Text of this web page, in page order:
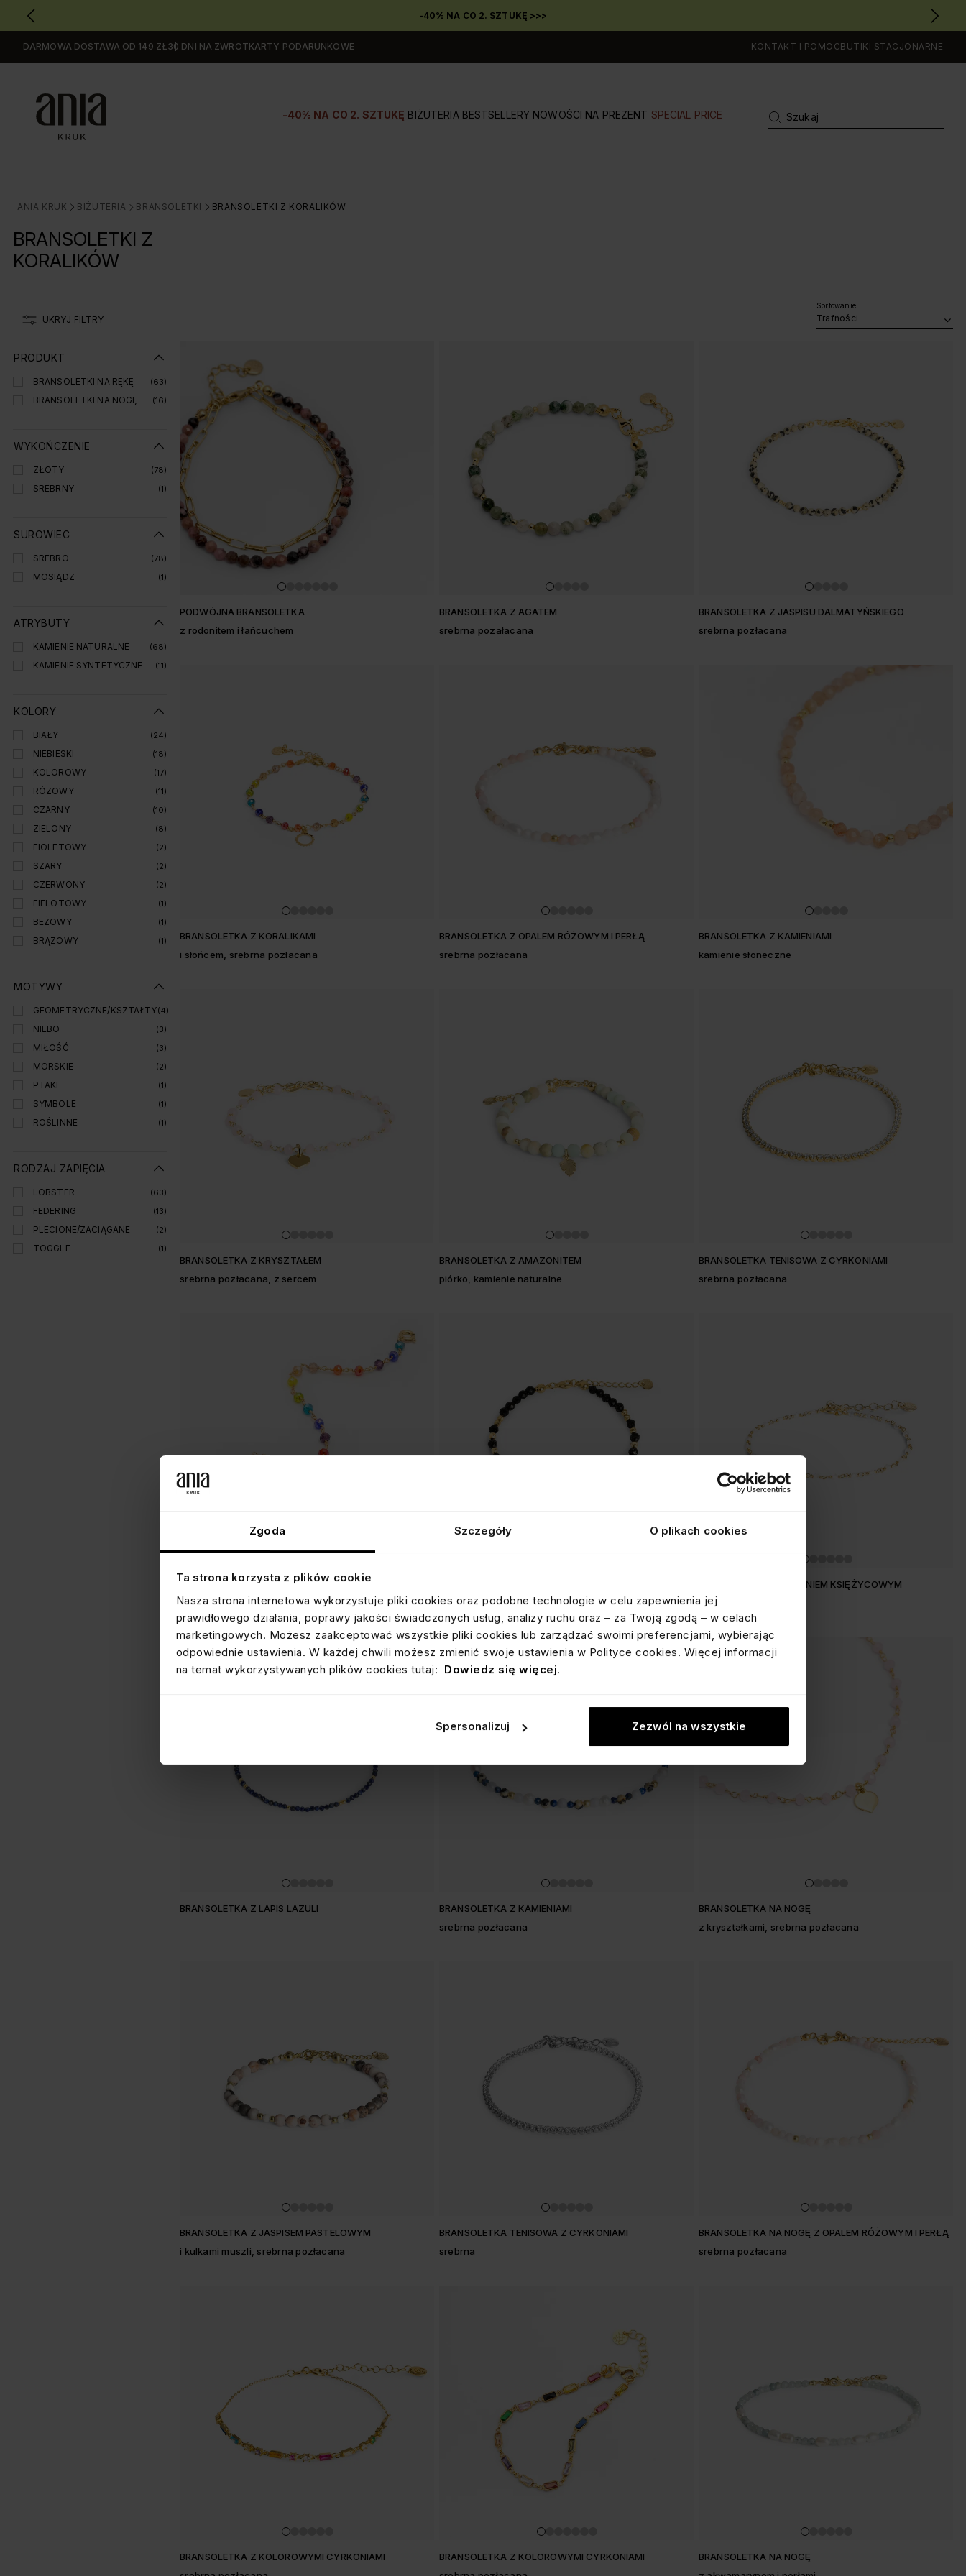
Zgoda Szczegóły O plikach cookies
Ta strona korzysta z plików cookie
Nasza strona internetowa wykorzystuje pliki cookies oraz podobne technologie w celu zapewnienia jej
prawidłowego działania, poprawy jakości świadczonych usług, analizy ruchu oraz – za Twoją zgodą – w celach
marketingowych. Możesz zaakceptować wszystkie pliki cookies lub zarządzać swoimi preferencjami, wybierając
odpowiednie ustawienia. W każdej chwili możesz zmienić swoje ustawienia w Polityce cookies. Więcej informacji
na temat wykorzystywanych plików cookies tutaj: Dowiedz się więcej.
Spersonalizuj Zezwól na wszystkie
GŁÓWNEJ
ZAWARTOŚCI
FILTRÓW
UŻYTKOWNIKA
-40% NA CO 2. SZTUKĘ >>>
DARMOWA DOSTAWA OD 149 ZŁ30 DNI NA ZWROTKARTY PODARUNKOWE KONTAKT I POMOCBUTIKI STACJONARNE
-40% NA CO 2. SZTUKĘ BIŻUTERIA BESTSELLERY NOWOŚCI NA PREZENT SPECIAL PRICE
ANIA KRUK
>
BIŻUTERIA
>
BRANSOLETKI
>
BRANSOLETKI Z KORALIKÓW
BRANSOLETKI Z
KORALIKÓW
Sortowanie
Trafności
UKRYJ FILTRY
PRODUKT
BRANSOLETKI NA RĘKĘ (63)
BRANSOLETKI NA NOGĘ (16)
WYKOŃCZENIE
ZŁOTY (78)
SREBRNY (1)
SUROWIEC
SREBRO (78)
MOSIĄDZ (1)
ATRYBUTY
KAMIENIE NATURALNE (68)
KAMIENIE SYNTETYCZNE (11)
KOLORY
BIAŁY (24)
NIEBIESKI (18)
KOLOROWY (17)
RÓŻOWY (11)
CZARNY (10)
ZIELONY (8)
FIOLETOWY (2)
SZARY (2)
CZERWONY (2)
FIELOTOWY (1)
BEŻOWY (1)
BRĄZOWY (1)
MOTYWY
GEOMETRYCZNE/KSZTAŁTY(4)
NIEBO (3)
MIŁOŚĆ (3)
MORSKIE (2)
PTAKI (1)
SYMBOLE (1)
ROŚLINNE (1)
RODZAJ ZAPIĘCIA
LOBSTER (63)
FEDERING (13)
PLECIONE/ZACIĄGANE (2)
TOGGLE (1)
PODWÓJNA BRANSOLETKA
z rodonitem i łańcuchem
BRANSOLETKA Z AGATEM
srebrna pozałacana
BRANSOLETKA Z JASPISU DALMATYŃSKIEGO
srebrna pozłacana
BRANSOLETKA Z KORALIKAMI
i słońcem, srebrna pozłacana
BRANSOLETKA Z OPALEM RÓŻOWYM I PERŁĄ
srebrna pozłacana
BRANSOLETKA Z KAMIENIAMI
kamienie słoneczne
BRANSOLETKA Z KRYSZTAŁEM
srebrna pozłacana, z sercem
BRANSOLETKA Z AMAZONITEM
piórko, kamienie naturalne
BRANSOLETKA TENISOWA Z CYRKONIAMI
srebrna pozłacana
BRANSOLETKA NA NOGĘ
z koralikami, srebrna pozłacana
srebrna pozłacana
BRANSOLETKA Z KAMIENIEM KSIĘŻYCOWYM
srebrna pozłacana
BRANSOLETKA Z LAPIS LAZULI
BRANSOLETKA Z KAMIENIAMI
srebrna pozłacana
BRANSOLETKA NA NOGĘ
z kryształkami, srebrna pozłacana
BRANSOLETKA Z JASPISEM PASTELOWYM
i kulkami muszli, srebrna pozłacana
BRANSOLETKA TENISOWA Z CYRKONIAMI
srebrna
BRANSOLETKA NA NOGĘ Z OPALEM RÓŻOWYM I PERŁĄ
srebrna pozłacana
BRANSOLETKA Z KOLOROWYMI CYRKONIAMI
BRANSOLETKA Z KOLOROWYMI CYRKONIAMI
BRANSOLETKA NA NOGĘ